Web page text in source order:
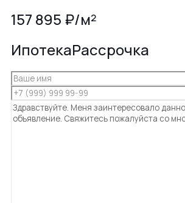
157 895 ₽/м²
ИпотекаРассрочка